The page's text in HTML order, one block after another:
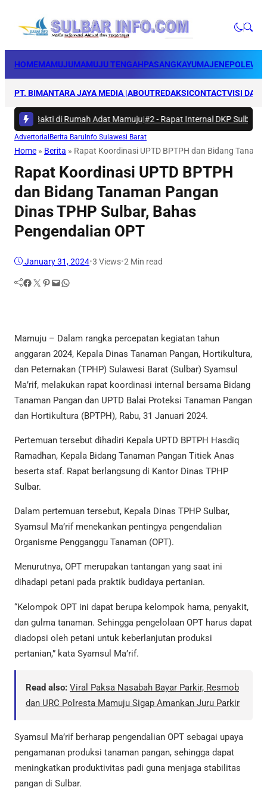
HOMEMAMUJUMAMUJU TENGAHPASANGKAYUMAJENE
PT. BIMANTARA JAYA MEDIA |ABOUTREDAKSICONTACTVISI DAN
Bakti di Rumah Adat Mamuju|#2 -Rapat Internal DKP Sulbar,
Advertorial Berita Baru Info Sulawesi Barat
Home » Berita » Rapat Koordinasi UPTD BPTPH dan Bidang
Rapat Koordinasi UPTD BPTPH
dan Bidang Tanaman Pangan
Dinas TPHP Sulbar, Bahas
Pengendalian OPT
January 31, 2024•3 Views•2 Min read
Facebook Twitter Pinterest Mail WhatsApp
Mamuju – Dalam rangka percepatan kegiatan tahun
anggaran 2024, Kepala Dinas Tanaman Pangan, Hortikultura,
dan Peternakan (TPHP) Sulawesi Barat (Sulbar) Syamsul
Ma’rif, melakukan rapat koordinasi internal bersama Bidang
Tanaman Pangan dan UPTD Balai Proteksi Tanaman Pangan
dan Hortikultura (BPTPH), Rabu, 31 Januari 2024.
Pertemuan tersebut dihadiri Kepala UPTD BPTPH Hasdiq
Ramadhan, Kepala Bidang Tanaman Pangan Titiek Anas
beserta staf. Rapat berlangsung di Kantor Dinas TPHP
Sulbar.
Dalam pertemuan tersebut, Kepala Dinas TPHP Sulbar,
Syamsul Ma’rif menekankan pentingya pengendalian
Organisme Pengganggu Tanaman (OPT).
Menurutnya, OPT merupakan tantangan yang saat ini
dihadapi petani pada praktik budidaya pertanian.
“Kelompok OPT ini dapat berupa kelompok hama, penyakit,
dan gulma tanaman. Sehingga pengelolaan OPT harus dapat
diadopsi oleh petani untuk keberlanjutan produksi
pertanian,” kata Syamsul Ma’rif.
Read also: Viral Paksa Nasabah Bayar Parkir, Resmob
dan URC Polresta Mamuju Sigap Amankan Juru Parkir
Syamsul Ma’rif berharap pengendalian OPT sebagai upaya
pengamanan produksi tanaman pangan, sehingga dapat
meningkatkan produktivitas padi guna menjaga stabilitas
pangan di Sulbar.